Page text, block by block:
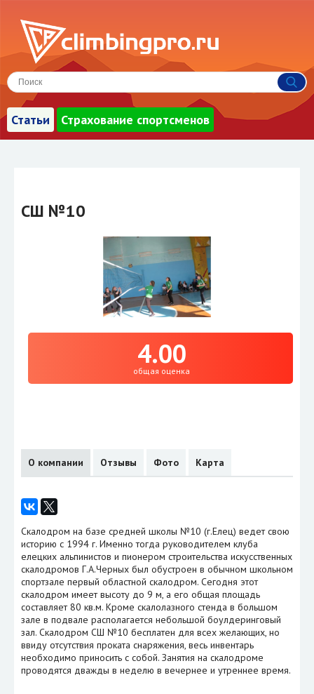
Статьи Страхование спортсменов
СШ №10
4.00
общая оценка
О компании Отзывы Фото Карта
Скалодром на базе средней школы №10 (г.Елец) ведет свою
историю с 1994 г. Именно тогда руководителем клуба
елецких альпинистов и пионером строительства искусственных
скалодромов Г.А.Черных был обустроен в обычном школьном
спортзале первый областной скалодром. Сегодня этот
скалодром имеет высоту до 9 м, а его общая площадь
составляет 80 кв.м. Кроме скалолазного стенда в большом
зале в подвале располагается небольшой боулдеринговый
зал. Скалодром СШ №10 бесплатен для всех желающих, но
ввиду отсутствия проката снаряжения, весь инвентарь
необходимо приносить с собой. Занятия на скалодроме
проводятся дважды в неделю в вечернее и утреннее время.